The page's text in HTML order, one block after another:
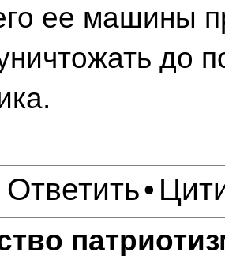
ее машины
до
Ответить•